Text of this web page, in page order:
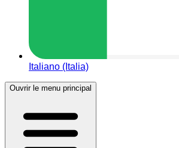
Italiano (Italia)
Ouvrir le menu principal